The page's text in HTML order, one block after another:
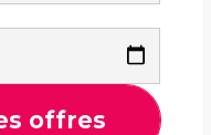
offres